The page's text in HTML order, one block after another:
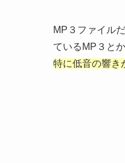
MP３ファイル
ているMP３と
特に低音の響き